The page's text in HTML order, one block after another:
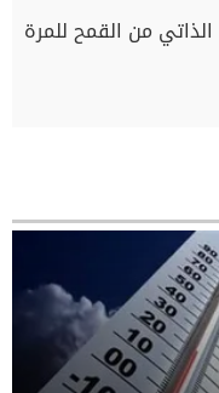
من القمح للمرة